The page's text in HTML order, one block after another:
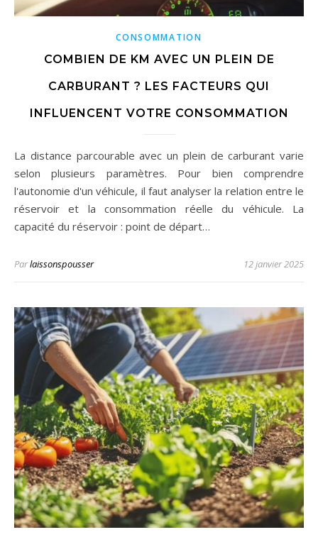
CONSOMMATION
COMBIEN DE KM AVEC UN PLEIN DE
CARBURANT ? LES FACTEURS QUI
INFLUENCENT VOTRE CONSOMMATION
La distance parcourable avec un plein de carburant varie
selon plusieurs paramètres. Pour bien comprendre
l'autonomie d'un véhicule, il faut analyser la relation entre le
réservoir et la consommation réelle du véhicule. La
capacité du réservoir : point de départ…
Parlaissonspousser 12 janvier 2025